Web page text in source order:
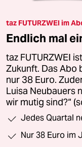
taz FUTURZWEI im
Endlich mal
taz FUTURZWEI
Zukunft. Das Abo
nur 38 Euro.
Luisa Neubauers
wir mutig sind?“
Jedes Quartal
Nur 38 Euro im